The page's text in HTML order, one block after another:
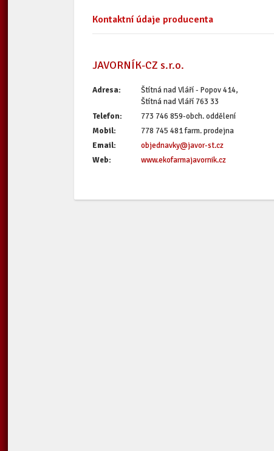
Kontaktní údaje producenta
JAVORNÍK-CZ s.r.o.
Adresa:
Štítná nad Vláří - Popov 414,
Štítná nad Vláří 763 33
Telefon:
773 746 859-obch. oddělení
Mobil:
778 745 481 farm. prodejna
Email:
objednavky@javor-st.cz
Web:
www.ekofarmajavornik.cz